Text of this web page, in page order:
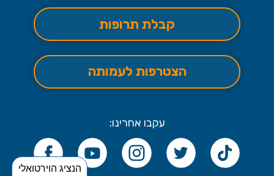
קבלת תרופות
הצטרפות לעמותה
עקבו אחרינו:
הנציג הוירטואלי